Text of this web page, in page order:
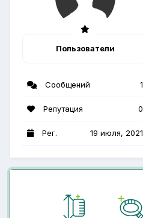
Пользователи
Сообщений 1
Репутация 0
Рег. 19 июля, 2021